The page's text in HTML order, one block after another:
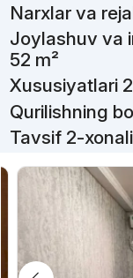
Narxlar va
Joylashuv va
52 m²
Xususiyatlari
Qurilishning
Tavsif 2-